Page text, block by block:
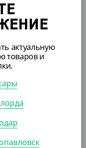
актуальную
товаров и